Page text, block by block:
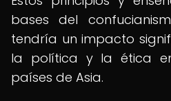
bases del
tendría un impacto
la política y la ética
países de Asia.